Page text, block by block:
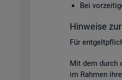
Bei
Hin­wei­se
Für
Mit dem durch
im Rah­men